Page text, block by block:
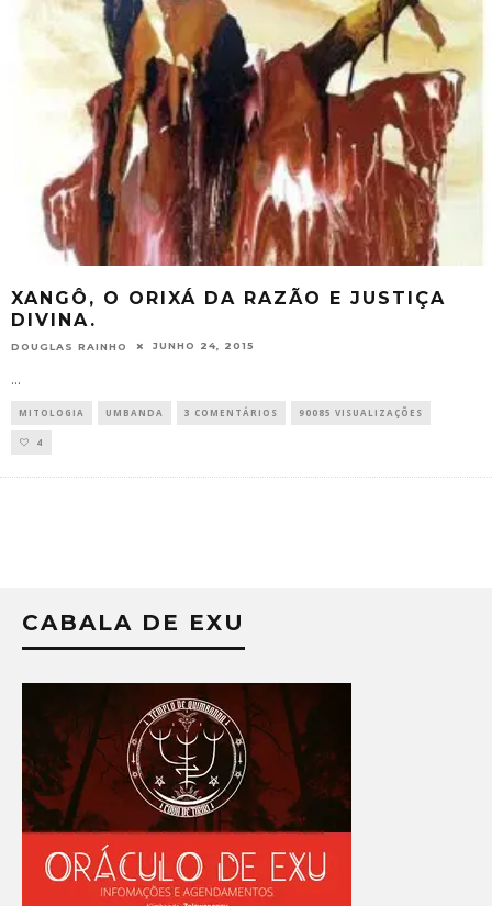
XANGÔ, O ORIXÁ DA RAZÃO E JUSTIÇA
DIVINA.
DOUGLAS RAINHO JUNHO 24, 2015
...
MITOLOGIA UMBANDA 3 COMENTÁRIOS 90085 VISUALIZAÇÕES
4
CABALA DE EXU